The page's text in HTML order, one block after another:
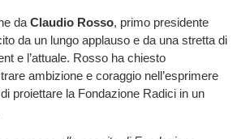
da Claudio Rosso, primo presidente
da un lungo applauso e da una stretta di
e l’attuale. Rosso ha chiesto
ambizione e coraggio nell’esprimere
proiettare la Fondazione Radici in un